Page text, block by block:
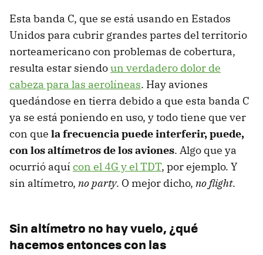
Esta banda C, que se está usando en Estados
Unidos para cubrir grandes partes del territorio
norteamericano con problemas de cobertura,
resulta estar siendoun verdadero dolor de
cabeza para las aerolíneas. Hay aviones
quedándose en tierra debido a que esta banda C
ya se está poniendo en uso, y todo tiene que ver
con que la frecuencia puede interferir, puede,
con los altímetros de los aviones. Algo que ya
ocurrió aquí con el 4G y el TDT, por ejemplo. Y
sin altímetro, no party. O mejor dicho, no flight.
Sin altímetro no hay vuelo, ¿qué
hacemos entonces con las